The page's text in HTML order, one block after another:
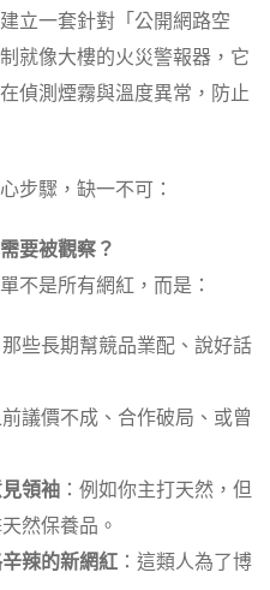
立一套針對「公開網路空
就像大樓的火災警報器，它
偵測煙霧與溫度異常，防止
步驟，缺一不可：
要被觀察？
不是所有網紅，而是：
那些長期幫競品業配、說好話
前議價不成、合作破局、或曾
領袖 ：例如你主打天然，但
然保養品。
辣的新網紅 ：這類人為了博